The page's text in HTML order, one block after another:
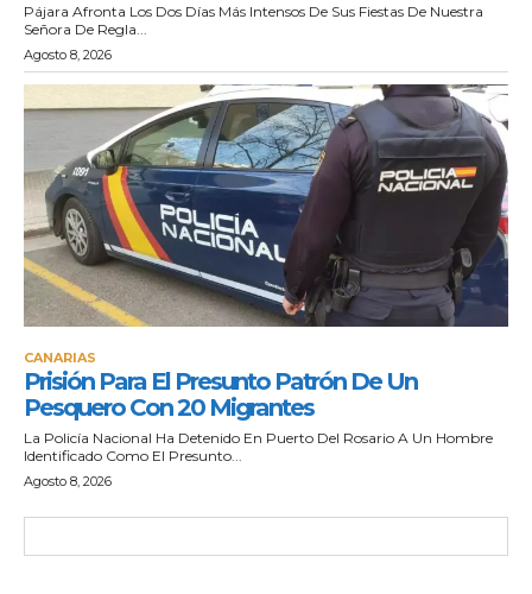
Pájara Afronta Los Dos Días Más Intensos De Sus Fiestas De Nuestra
Señora De Regla...
Agosto 8, 2026
CANARIAS
Prisión Para El Presunto Patrón De Un
Pesquero Con 20 Migrantes
La Policía Nacional Ha Detenido En Puerto Del Rosario A Un Hombre
Identificado Como El Presunto...
Agosto 8, 2026